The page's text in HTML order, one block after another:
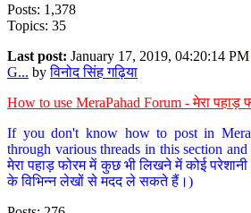
Posts: 1,378
Topics: 35
Last post: January 17, 2019, 04:20:14 PM
G... byविनोद सिंह गढ़िया
How to use MeraPahad Forum - मेरा पहाड़
If you don't know how to post in
through various threads in this section
मेरा पहाड़ फोरम में कुछ भी लिखने में कोई
के विभिन्न लेखों से मदद ले सकते हैं।)